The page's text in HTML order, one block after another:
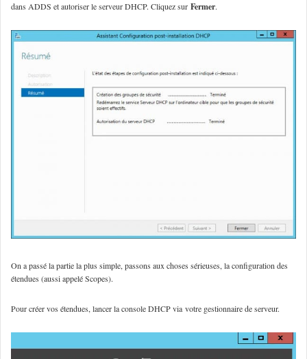
dans ADDS et autoriser le serveur DHCP. Cliquez sur Fermer.
On a passé la partie la plus simple, passons aux choses sérieuses, la configuration des
étendues (aussi appelé Scopes).
Pour créer vos étendues, lancer la console DHCP via votre gestionnaire de serveur.